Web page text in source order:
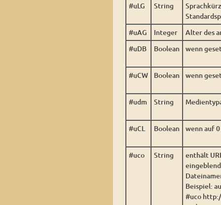
#uLG
String
#uAG
Integer
Alter des
#uDB
Boolean wenn
#uCW Boolean wenn
#udm String
#uCL Boolean wenn auf
#uco String
enthält
Beispiel:
#uco